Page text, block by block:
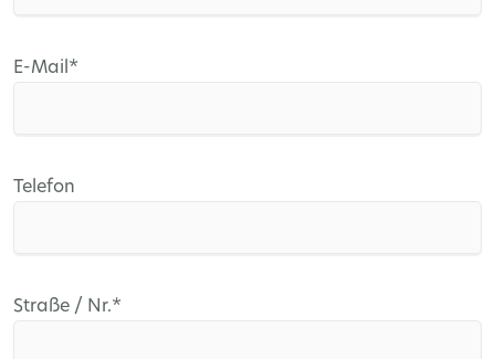
Pflichtfeld
E-Mail*
Telefon
Pflichtfeld
Straße / Nr.*